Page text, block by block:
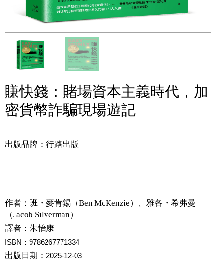
賺快錢：賭場資本主義時代，加
密貨幣詐騙現場遊記
出版品牌：行路出版
作者： 班・麥肯錫（Ben McKenzie）、雅各・希弗曼
（Jacob Silverman）
譯者： 朱怡康
ISBN：9786267771334
出版日期： 2025-12-03